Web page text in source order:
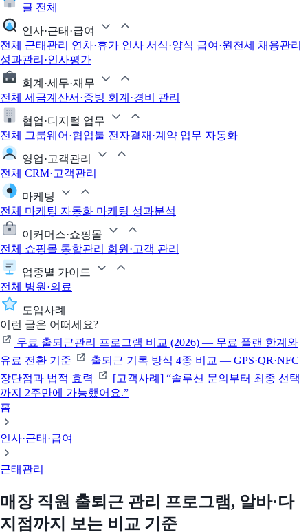
글 전체
인사·근태·급여
전체 근태관리 연차·휴가 인사 서식·양식 급여·원천세 채용관리
성과관리·인사평가
회계·세무·재무
전체 세금계산서·증빙 회계·경비 관리
협업·디지털 업무
전체
그룹웨어·협업툴 전자결재·계약 업무 자동화
영업·고객관리
전체 CRM·고객관리
마케팅
전체 마케팅 자동화 마케팅 성과분석
이커머스·쇼핑몰
전체 쇼핑몰 통합관리 회원·고객 관리
업종별 가이드
전체 병원·의료
도입사례
이런 글은 어떠세요?
무료 출퇴근관리 프로그램 비교 (2026) — 무료 플랜 한계와
유료 전환 기준
출퇴근 기록 방식 4종 비교 — GPS·QR·NFC
장단점과 법적 효력
[고객사례] “솔루션 문의부터 최종 선택
까지 2주만에 가능했어요.”
홈
인사·근태·급여
근태관리
매장 직원 출퇴근 관리 프로그램, 알바·다
지점까지 보는 비교 기준